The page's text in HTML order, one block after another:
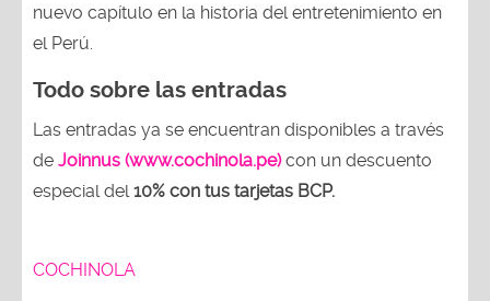
nuevo capítulo en la historia del entretenimiento en
el Perú.
Todo sobre las entradas
Las entradas ya se encuentran disponibles a través
de Joinnus (www.cochinola.pe)con un descuento
especial del10% con tus tarjetas BCP.
COCHINOLA